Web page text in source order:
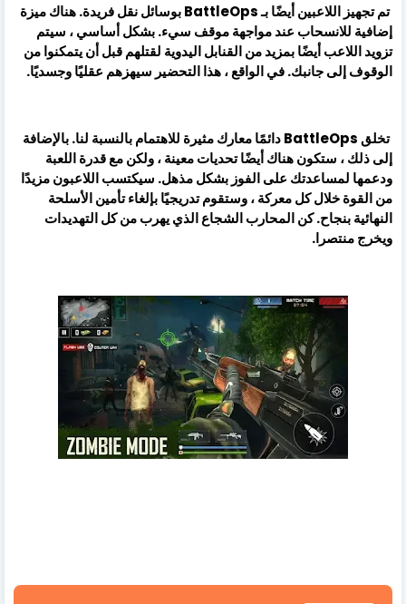
تم تجهيز اللاعبين أيضًا بـ BattleOps بوسائل نقل فريدة. هناك ميزة
إضافية للانسحاب عند مواجهة موقف سيء. بشكل أساسي ، سيتم
تزويد اللاعب أيضًا بمزيد من القنابل اليدوية لقتلهم قبل أن يتمكنوا من
الوقوف إلى جانبك. في الواقع ، هذا التحضير سيهزهم عقليًا وجسديًا.
تخلق BattleOps دائمًا معارك مثيرة للاهتمام بالنسبة لنا. بالإضافة
إلى ذلك ، ستكون هناك أيضًا تحديات معينة ، ولكن مع قدرة اللعبة
ودعمها لمساعدتك على الفوز بشكل مذهل. سيكتسب اللاعبون مزيدًا
من القوة خلال كل معركة ، وستقوم تدريجيًا بإلغاء تأمين الأسلحة
النهائية بنجاح. كن المحارب الشجاع الذي يهرب من كل التهديدات
ويخرج منتصرا.